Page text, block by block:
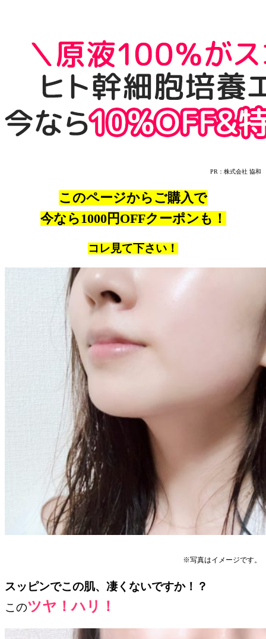
PR：株式会社 協和
このページからご購入で
今なら1000円OFFクーポンも！
コレ見て下さい！
※写真はイメージです。
スッピンでこの肌、凄くないですか！？
このツヤ！ハリ！